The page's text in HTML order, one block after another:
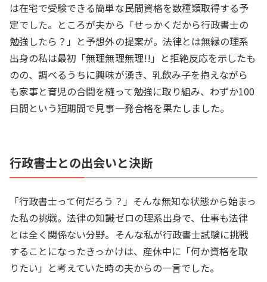
は在宅で受験できる簡単な民間資格を数種類取得する予
定でした。ところが夫から「せっかくだから行政書士の
勉強したら？」と予想外の提案が。法律とは無縁の理系
出身の私は最初「無理無理無理!!」と拒絶反応を示したも
のの、調べるうちに興味が湧き、乳飲み子を抱えながら
も家事と育児の合間を縫って勉強に取り組み、わずか100
日間という短期間で見事一発合格を果たしました。
行政書士との出会いと決断
「行政書士って何だろう？」そんな無知な状態から始まっ
た私の挑戦。法律の知識ゼロの理系出身で、仕事も法律
とは全く関係ない分野。そんな私が行政書士試験に挑戦
することになったきっかけは、産休中に「何か資格を取
りたい」と考えていた時の夫からの一言でした。